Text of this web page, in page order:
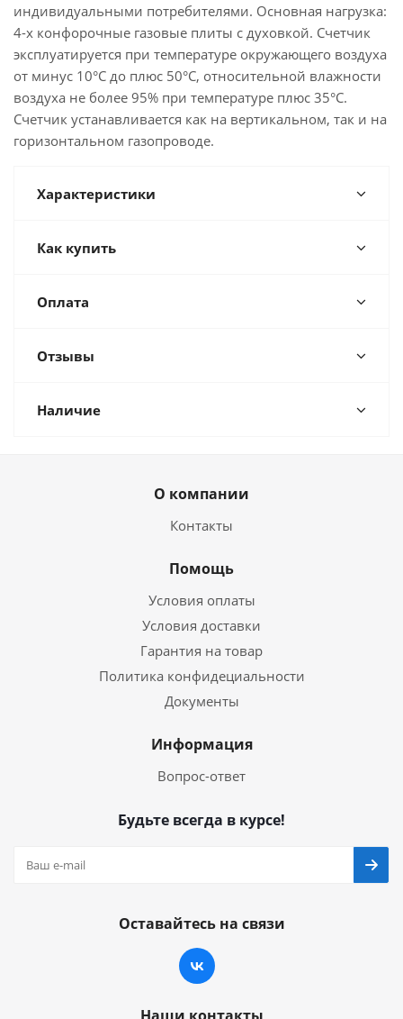
индивидуальными потребителями. Основная нагрузка:
4-х конфорочные газовые плиты с духовкой. Счетчик
эксплуатируется при температуре окружающего воздуха
от минус 10°С до плюс 50°С, относительной влажности
воздуха не более 95% при температуре плюс 35°С.
Счетчик устанавливается как на вертикальном, так и на
горизонтальном газопроводе.
Характеристики
Как купить
Оплата
Отзывы
Наличие
О компании
Контакты
Помощь
Условия оплаты
Условия доставки
Гарантия на товар
Политика конфидециальности
Документы
Информация
Вопрос-ответ
Будьте всегда в курсе!
Оставайтесь на связи